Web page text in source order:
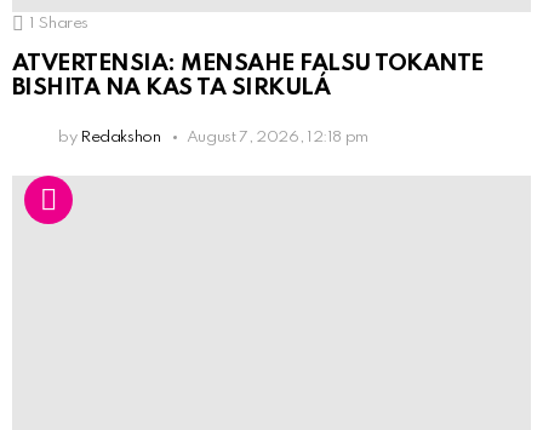
1 Shares
ATVERTENSIA: MENSAHE FALSU TOKANTE
BISHITA NA KAS TA SIRKULÁ
by Redakshon August 7, 2026, 12:18 pm